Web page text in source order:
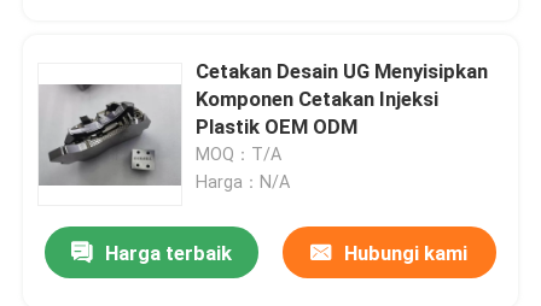
Cetakan Desain UG Menyisipkan
Komponen Cetakan Injeksi
Plastik OEM ODM
MOQ：T/A
Harga：N/A
Harga terbaik Hubungi kami